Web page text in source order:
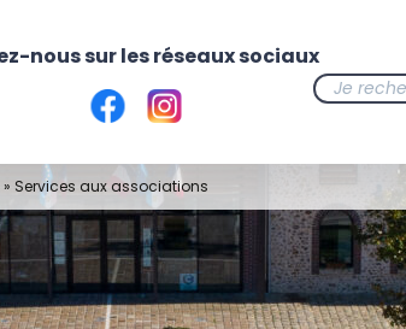
» Services aux associations